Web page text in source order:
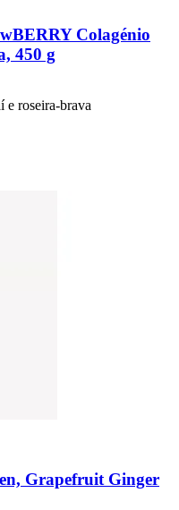
Colagénio
450 g
e roseira-brava
Grapefruit Ginger